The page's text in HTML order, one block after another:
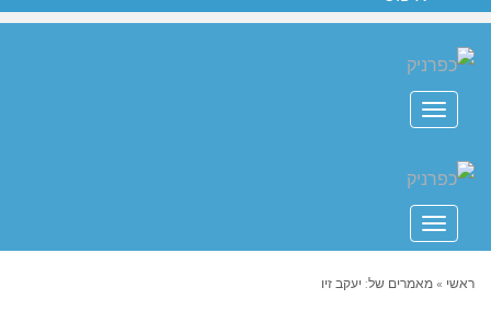
תפריט
תפריט
ראשי » מאמרים של: יעקב זיו